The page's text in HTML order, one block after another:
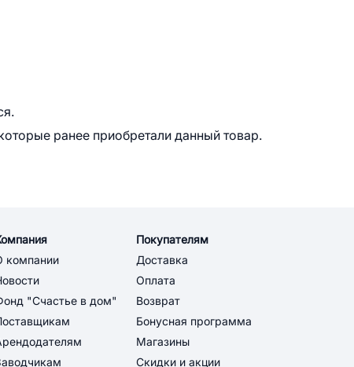
ранее приобретали данный товар.
компании
"Счастье в дом"
Покупателям
Доставка
Оплата
Возврат
Бонусная программа
Магазины
Скидки и акции